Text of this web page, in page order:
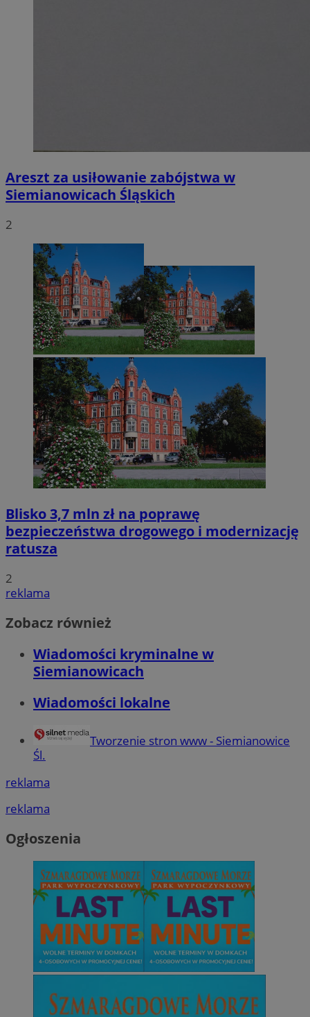
Areszt za usiłowanie zabójstwa w
Siemianowicach Śląskich
2
Blisko 3,7 mln zł na poprawę
bezpieczeństwa drogowego i modernizację
ratusza
2
reklama
Zobacz również
Wiadomości kryminalne w
Siemianowicach
Wiadomości lokalne
Tworzenie stron www - Siemianowice
Śl.
reklama
reklama
Ogłoszenia